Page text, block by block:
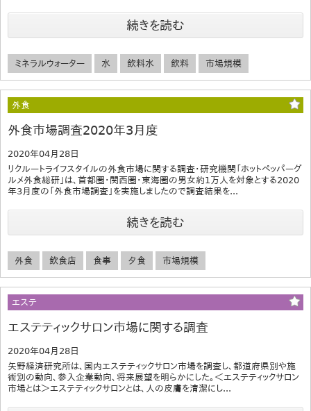
続きを読む
ミネラルウォーター 水 飲料水 飲料 市場規模
外食
外食市場調査2020年3月度
2020年04月28日
リクルートライフスタイルの外食市場に関する調査・研究機関「ホットペッパーグ
ルメ外食総研」は、首都圏・関西圏・東海圏の男女約1万人を対象とする2020
年3月度の「外食市場調査」を実施しましたので調査結果を...
続きを読む
外食 飲食店 食事 夕食 市場規模
エステ
エステティックサロン市場に関する調査
2020年04月28日
矢野経済研究所は、国内エステティックサロン市場を調査し、都道府県別や施
術別の動向、参入企業動向、将来展望を明らかにした。＜エステティックサロン
市場とは＞エステティックサロンとは、人の皮膚を清潔にし...